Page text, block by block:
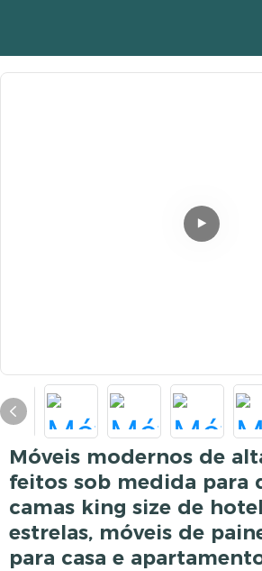
Móveis modernos de
feitos sob medida para
camas king size de
estrelas, móveis de
para casa e